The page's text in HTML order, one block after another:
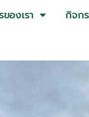
ของเรา กิจก